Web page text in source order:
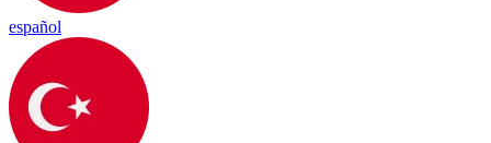
español